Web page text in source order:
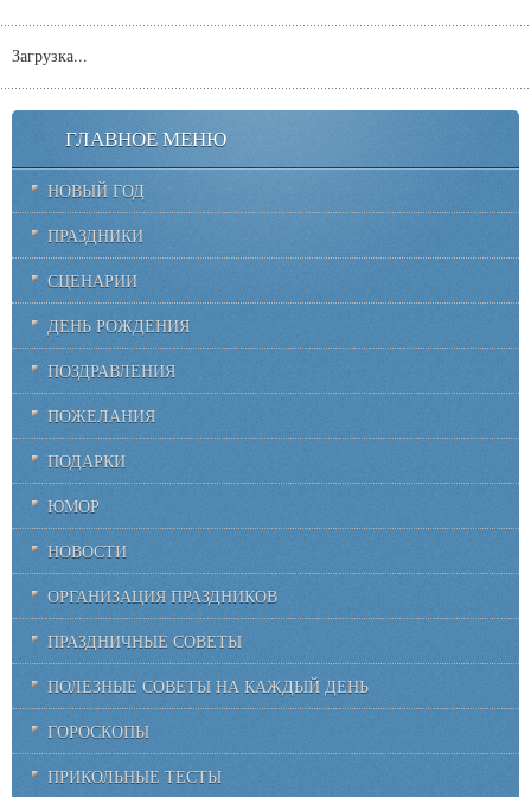
Загрузка...
ГЛАВНОЕ МЕНЮ
НОВЫЙ ГОД
ПРАЗДНИКИ
СЦЕНАРИИ
ДЕНЬ РОЖДЕНИЯ
ПОЗДРАВЛЕНИЯ
ПОЖЕЛАНИЯ
ПОДАРКИ
ЮМОР
НОВОСТИ
ОРГАНИЗАЦИЯ ПРАЗДНИКОВ
ПРАЗДНИЧНЫЕ СОВЕТЫ
ПОЛЕЗНЫЕ СОВЕТЫ НА КАЖДЫЙ ДЕНЬ
ГОРОСКОПЫ
ПРИКОЛЬНЫЕ ТЕСТЫ